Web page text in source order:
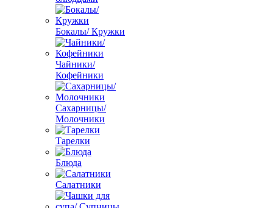
Бокалы/ Кружки
Чайники/
Кофейники
Сахарницы/
Молочники
Тарелки
Блюда
Салатники